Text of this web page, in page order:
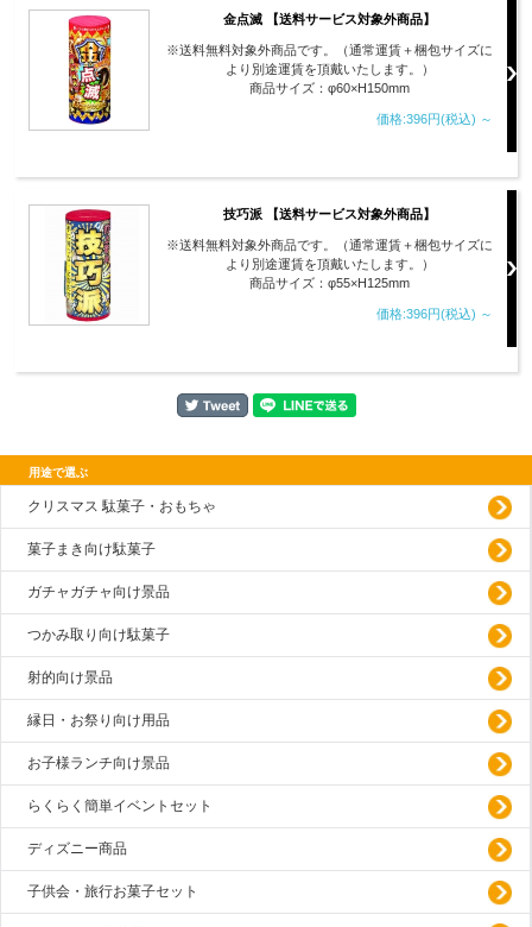
金点滅 【送料サービス対象外商品】
※送料無料対象外商品です。（通常運賃＋梱包サイズに
より別途運賃を頂戴いたします。）
商品サイズ：φ60×H150mm
価格:396円(税込) ～
技巧派 【送料サービス対象外商品】
※送料無料対象外商品です。（通常運賃＋梱包サイズに
より別途運賃を頂戴いたします。）
商品サイズ：φ55×H125mm
価格:396円(税込) ～
用途で選ぶ
クリスマス 駄菓子・おもちゃ
菓子まき向け駄菓子
ガチャガチャ向け景品
つかみ取り向け駄菓子
射的向け景品
縁日・お祭り向け用品
お子様ランチ向け景品
らくらく簡単イベントセット
ディズニー商品
子供会・旅行お菓子セット